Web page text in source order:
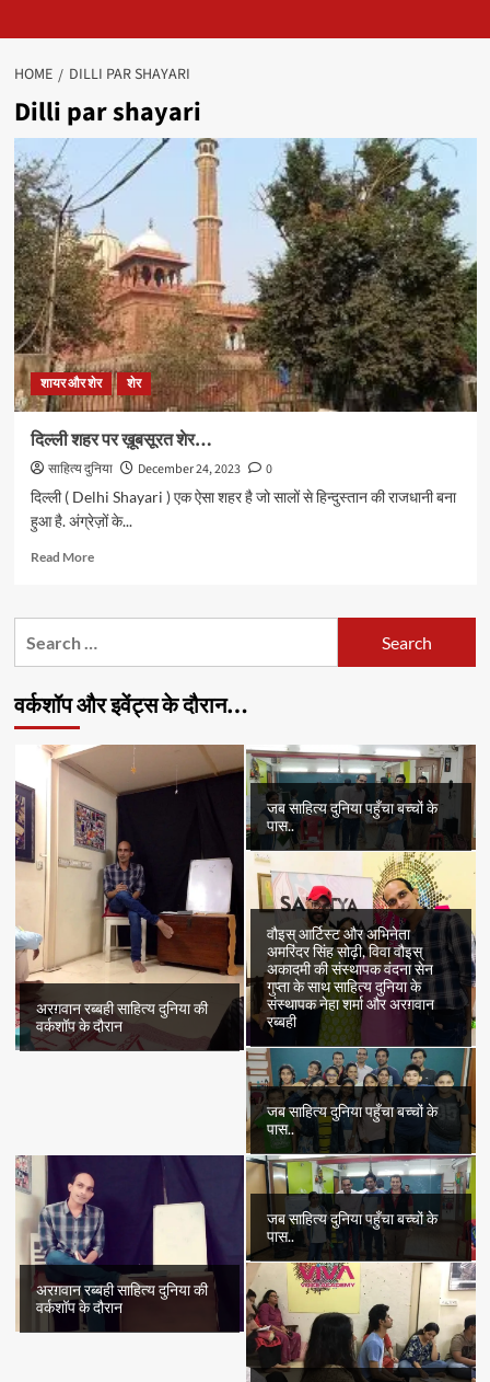
HOME DILLI PAR SHAYARI
Dilli par shayari
शायर और शेर शेर
दिल्ली शहर पर ख़ूबसूरत शेर…
साहित्य दुनिया December 24, 2023
0
दिल्ली ( Delhi Shayari ) एक ऐसा शहर है जो सालों से हिन्दुस्तान की राजधानी बना
हुआ है. अंग्रेज़ों के...
Read MoreRead
दिल्ली
शेर…
वर्कशॉप और इवेंट्स के दौरान…
अरग़वान रब्बही साहित्य दुनिया की
वर्कशॉप के दौरान
जब साहित्य दुनिया पहुँचा बच्चों के
पास..
वौइस् आर्टिस्ट और अभिनेता
अमरिंदर सिंह सोढ़ी, विवा वौइस्
अकादमी की संस्थापक वंदना सेन
गुप्ता के साथ साहित्य दुनिया के
संस्थापक नेहा शर्मा और अरग़वान
रब्बही
जब साहित्य दुनिया पहुँचा बच्चों के
पास..
अरग़वान रब्बही साहित्य दुनिया की
वर्कशॉप के दौरान
जब साहित्य दुनिया पहुँचा बच्चों के
पास..